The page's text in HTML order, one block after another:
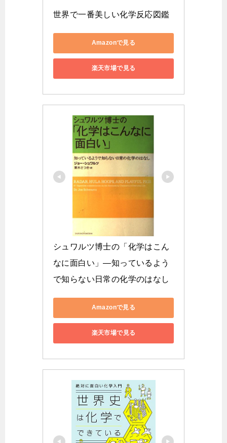
世界で一番美しい化学反応図鑑
Amazonで見る
楽天市場で見る
シュワルツ博士の「化学はこん
なに面白い」―知っているよう
で知らない日常の化学のはなし
Amazonで見る
楽天市場で見る